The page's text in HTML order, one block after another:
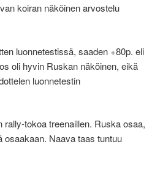
koiran näköinen arvostelu
luonnetestissä, saaden +80p. eli
oli hyvin Ruskan näköinen, eikä
luonnetestin
rally-tokoa treenaillen. Ruska osaa,
osaakaan. Naava taas tuntuu